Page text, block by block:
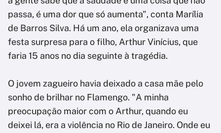
passa, é uma dor que só aumenta", conta Marília
de Barros Silva. Há um ano, ela organizava uma
festa surpresa para o filho, Arthur Vinícius, que
faria 15 anos no dia seguinte à tragédia.
O jovem zagueiro havia deixado a casa mãe pelo
sonho de brilhar no Flamengo. "A minha
preocupação maior com o Arthur, quando eu
deixei lá, era a violência no Rio de Janeiro. Onde eu